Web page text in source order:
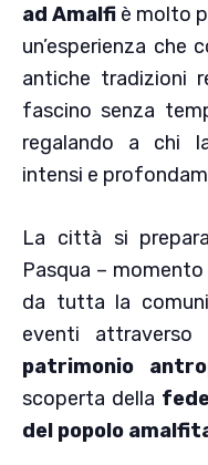
ad Amalfi è molto
un’esperienza che
antiche tradizioni
fascino senza
regalando a chi
intensi e
La città si
Pasqua –
da tutta la
eventi
patrimonio
scoperta della
del popolo